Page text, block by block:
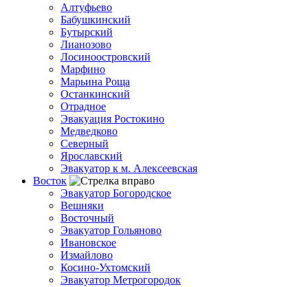
Алтуфьево
Бабушкинский
Бутырский
Лианозово
Лосиноостровский
Марфино
Марьина Роща
Останкинский
Отрадное
Эвакуация Ростокино
Медведково
Северный
Ярославский
Эвакуатор к м. Алексеевская
Восток
Эвакуатор Богородское
Вешняки
Восточный
Эвакуатор Гольяново
Ивановское
Измайлово
Косино-Ухтомский
Эвакуатор Метрогородок